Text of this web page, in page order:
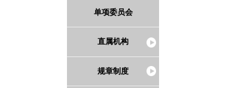
单项委员会
直属机构
规章制度